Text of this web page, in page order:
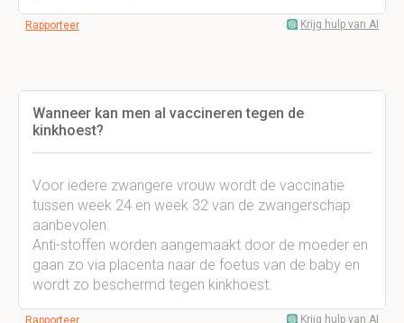
Rapporteer Krijg hulp van AI
Wanneer kan men al vaccineren tegen de
kinkhoest?
Voor iedere zwangere vrouw wordt de vaccinatie
tussen week 24 en week 32 van de zwangerschap
aanbevolen.
Anti-stoffen worden aangemaakt door de moeder en
gaan zo via placenta naar de foetus van de baby en
wordt zo beschermd tegen kinkhoest.
Rapporteer Krijg hulp van AI